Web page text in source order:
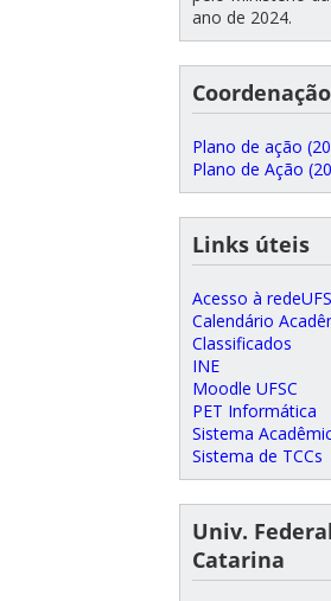
ano de 2024.
Plano de ação
Plano de Ação
Links úteis
Acesso à
Calendário
Classificados
INE
Moodle UFSC
PET Informática
Sistema
Sistema de TCCs
Univ.
Catarina